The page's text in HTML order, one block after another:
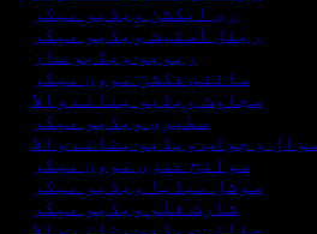
ری ایکشن ویڈیو میکر
ریئل اسٹیٹ ویڈیو میکر
ریویو ویڈیو ساز
سائنس فکشن مووی میکر
سجاوٹ ویڈیو بنانے والا
سطیری ویڈیو میکر
سوال و جواب ویڈیو بنانے والا
سوانح عمری مووی میکر
سوشل میڈیا ویڈیو میکر
شارٹ فلم ویڈیو میکر
صفائی ویڈیو بنانے والا